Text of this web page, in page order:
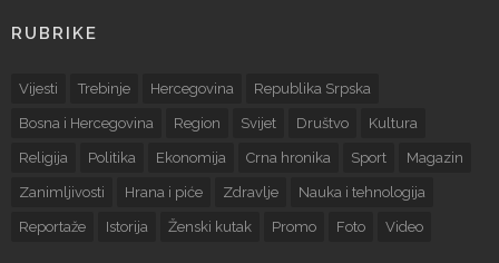
RUBRIKE
Vijesti Trebinje Hercegovina Republika Srpska
Bosna i Hercegovina Region Svijet Društvo Kultura
Religija Politika Ekonomija Crna hronika Sport Magazin
Zanimljivosti Hrana i piće Zdravlje Nauka i tehnologija
Reportaže Istorija Ženski kutak Promo Foto Video